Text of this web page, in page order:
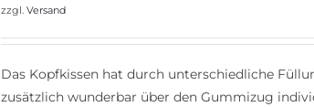
zzgl.Versand
Das Kopfkissen hat durch unterschiedliche
zusätzlich wunderbar über den Gummizug